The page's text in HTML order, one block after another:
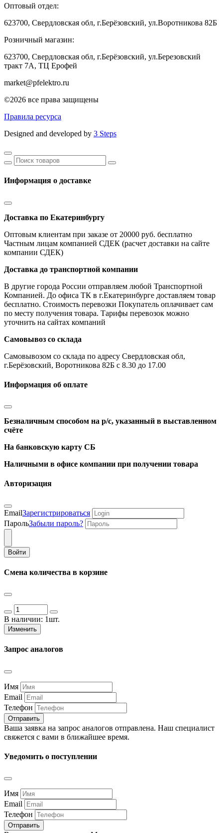
Оптовый отдел:
623700, Свердловская обл, г.Берёзовский, ул.Воротникова 82Б
Розничный магазин:
623700, Свердловская обл, г.Берёзовский, ул.Березовский
тракт 7А, ТЦ Ерофей
market@pfelektro.ru
©2026 все права защищены
Правила ресурса
Designed and developed by 3 Steps
Информация о доставке
Доставка по Екатеринбургу
Оптовым клиентам при заказе от 20000 руб. бесплатно
Частным лицам компанией СДЕК (расчет доставки на сайте
компании СДЕК)
Доставка до транспортной компании
В другие города России отправляем любой Транспортной
Компанией. До офиса ТК в г.Екатеринбурге доставляем товар
бесплатно. Стоимость перевозки Покупатель оплачивает сам
по месту получения товара. Тарифы перевозок можно
уточнить на сайтах компаний
Самовывоз со склада
Самовывозом со склада по адресу Свердловская обл,
г.Берёзовский, Воротникова 82Б с 8.30 до 17.00
Информация об оплате
Безналичным способом на р/с, указанный в выставленном
счёте
На банковскую карту СБ
Наличными в офисе компании при получении товара
Авторизация
EmailЗарегистрироваться
ПарольЗабыли пароль?
Войти
Смена количества в корзине
В наличии: 1шт.
Изменить
Запрос аналогов
Имя
Email
Телефон
Отправить
Ваша заявка на запрос аналогов отправлена. Наш специалист
свяжется с вами в ближайшее время.
Уведомить о поступлении
Имя
Email
Телефон
Отправить